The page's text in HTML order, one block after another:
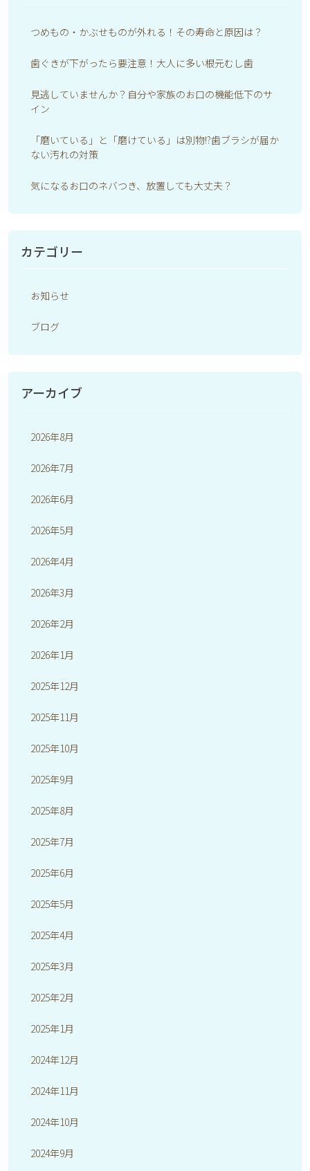
つめもの・かぶせものが外れる！その寿命と原因は？
歯ぐきが下がったら要注意！大人に多い根元むし歯
見逃していませんか？自分や家族のお口の機能低下のサ
イン
「磨いている」と「磨けている」は別物!?歯ブラシが届か
ない汚れの対策
気になるお口のネバつき、放置しても大丈夫？
カテゴリー
お知らせ
ブログ
アーカイブ
2026年8月
2026年7月
2026年6月
2026年5月
2026年4月
2026年3月
2026年2月
2026年1月
2025年12月
2025年11月
2025年10月
2025年9月
2025年8月
2025年7月
2025年6月
2025年5月
2025年4月
2025年3月
2025年2月
2025年1月
2024年12月
2024年11月
2024年10月
2024年9月